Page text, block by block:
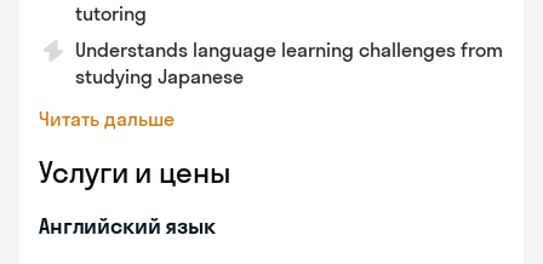
tutoring
Understands language learning challenges from
studying Japanese
Читать дальше
Услуги и цены
Английский язык